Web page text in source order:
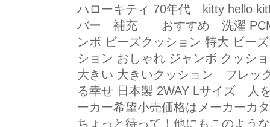
ハローキティ 70年代 kitty
バー 補充 おすすめ 洗濯 PCM-
ンボ ビーズクッション 特大 ビー
ション おしゃれ ジャンボ クッシ
大きい 大きいクッション フレッ
る幸せ 日本製 2WAY Lサイズ
ーカー希望小売価格はメーカーカ
ちょっと待って！他にもこのよう